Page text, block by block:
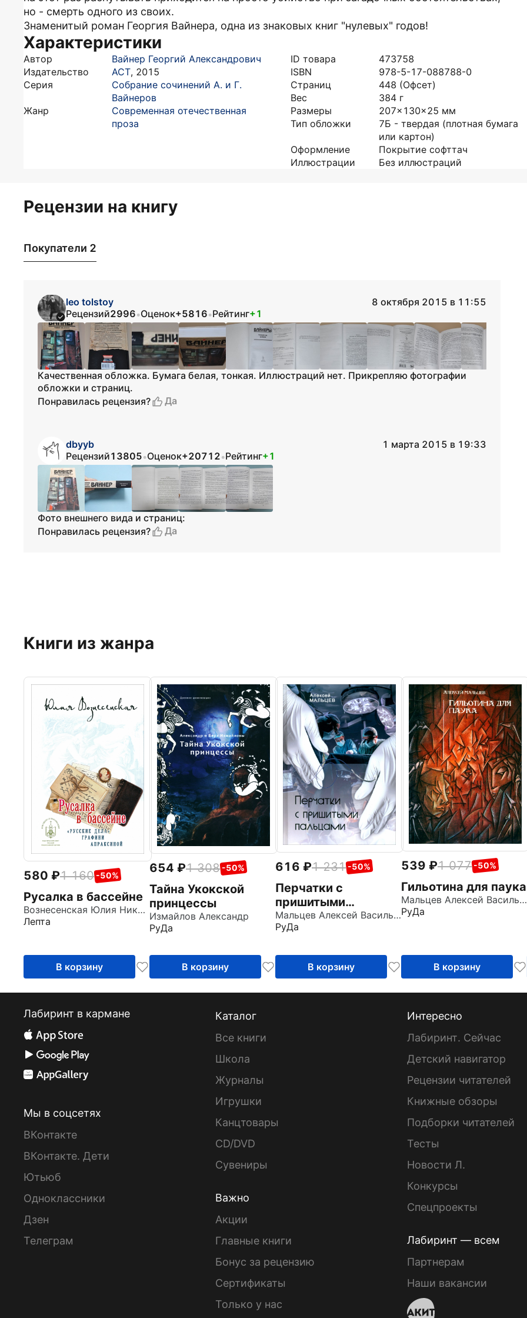
но - смерть одного из своих.
Знаменитый роман Георгия Вайнера, одна из знаковых книг "нулевых" годов!
Характеристики
Автор
Вайнер Георгий Александрович
Издательство
АСТ, 2015
Серия
Собрание сочинений А. и Г.
Вайнеров
Жанр
Современная отечественная
проза
ID товара
473758
ISBN
978-5-17-088788-0
Страниц
448 (Офсет)
Вес
384 г
Размеры
207x130x25 мм
Тип обложки
7Б - твердая (плотная бумага
или картон)
Оформление
Покрытие софттач
Иллюстрации
Без иллюстраций
Рецензии на книгу
Покупатели 2
leo tolstoy
8 октября 2015 в 11:55
Рецензий2996•Оценок+5816•Рейтинг+1
Качественная обложка. Бумага белая, тонкая. Иллюстраций нет. Прикрепляю фотографии
обложки и страниц.
Понравилась рецензия?
Да
dbyyb
1 марта 2015 в 19:33
Рецензий13805•Оценок+20712•Рейтинг+1
Фото внешнего вида и страниц:
Понравилась рецензия?
Да
Книги из жанра
580 1 160 -50%
Русалка в бассейне
Вознесенская Юлия Николаевна
Лепта
В корзину
654 1 308 -50%
Тайна Укокской
принцессы
Измайлов Александр
РуДа
В корзину
616 1 231 -50%
Перчатки с
пришитыми
пальцами
Мальцев Алексей Васильевич
РуДа
В корзину
539 1 077 -50%
Гильотина для паука
Мальцев Алексей Васильевич
РуДа
В корзину
Лабиринт в кармане
Мы в соцсетях
ВКонтакте
ВКонтакте. Дети
Ютьюб
Одноклассники
Дзен
Телеграм
Каталог
Все книги
Школа
Журналы
Игрушки
Канцтовары
CD/DVD
Сувениры
Важно
Акции
Главные книги
Бонус за рецензию
Сертификаты
Только у нас
Интересно
Лабиринт. Сейчас
Детский навигатор
Рецензии читателей
Книжные обзоры
Подборки читателей
Тесты
Новости Л.
Конкурсы
Спецпроекты
Лабиринт — всем
Партнерам
Наши вакансии